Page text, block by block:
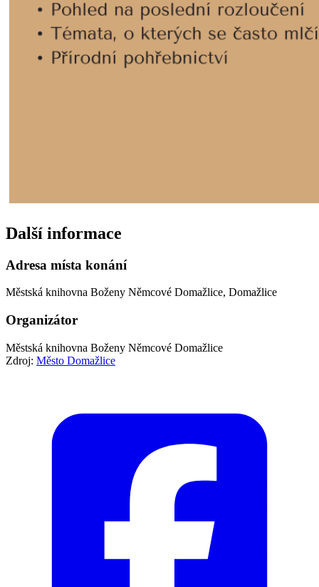
Další informace
Adresa místa konání
Městská knihovna Boženy Němcové Domažlice, Domažlice
Organizátor
Městská knihovna Boženy Němcové Domažlice
Zdroj: Město Domažlice